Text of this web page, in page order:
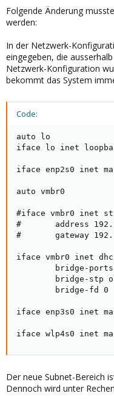
Folgende Änderung
werden:
In der Netzwerk-
eingegeben, die
Netzwerk-Konfiguration
bekommt das System
Code:
auto lo
iface lo inet
iface enp2s0 inet
auto vmbr0
#iface vmbr0 inet
#       address
#       gateway
iface vmbr0 inet
bridge-
bridge-stp
        bridge-fd 0
iface enp3s0 inet
iface wlp4s0 inet
Der neue Subnet-Bereich
Dennoch wird unter